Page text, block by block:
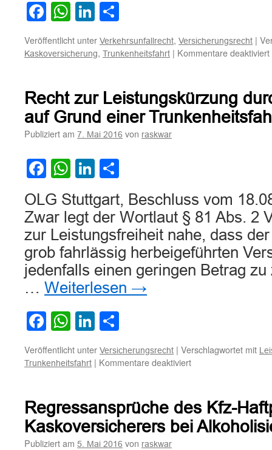
Facebook
WhatsApp
LinkedIn
Veröffentlicht unter Verkehrsunfallrecht, Versicherungsrecht |
Kaskoversicherung, Trunkenheitsfahrt | Kommentare deaktiviert
Recht zur Leistungskürzung
auf Grund einer
Publiziert am 7. Mai 2016 von raskwar
Facebook
WhatsApp
LinkedIn
OLG Stuttgart, Beschluss vom
Zwar legt der Wortlaut § 81 Abs. 2
zur Leistungsfreiheit nahe, dass
grob fahrlässig herbeigeführten
jedenfalls einen geringen Betrag
… Weiterlesen →
Facebook
WhatsApp
LinkedIn
Veröffentlicht unter Versicherungsrecht | Verschlagwortet mit
Trunkenheitsfahrt | Kommentare deaktiviertfür
Leistungskürzung
durch
den
Versicherer
Regressansprüche des Kfz-
Kaskoversicherers bei
Publiziert am 5. Mai 2016 von raskwar